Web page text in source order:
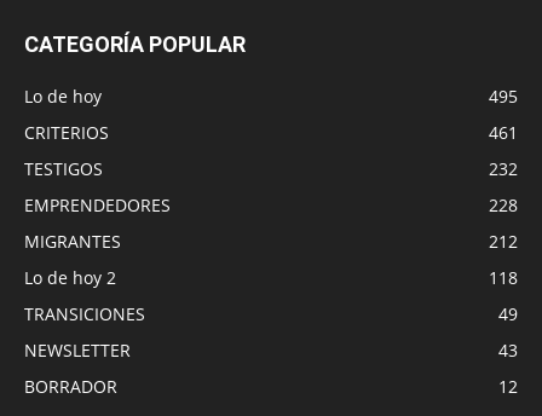
CATEGORÍA POPULAR
Lo de hoy
495
CRITERIOS
461
TESTIGOS
232
EMPRENDEDORES
228
MIGRANTES
212
Lo de hoy 2
118
TRANSICIONES
49
NEWSLETTER
43
BORRADOR
12